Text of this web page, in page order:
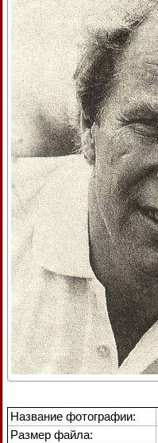
Название фотографии:
Размер файла: